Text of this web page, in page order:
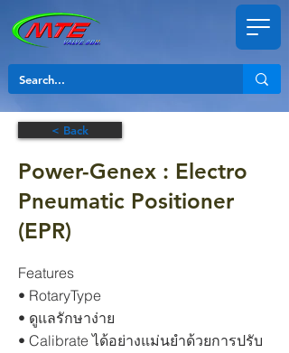
< Back
Power-Genex : Electro
Pneumatic Positioner
(EPR)
Features
• RotaryType
• ดูแลรักษาง่าย
• Calibrate ได้อย่างแม่นยำด้วยการปรับ